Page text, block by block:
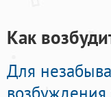
Как
Для